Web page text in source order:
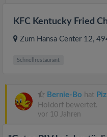
KFC Kentucky Fried
Zum Hansa Center 12,
Schnellrestaurant
Bernie-Bo hat
Holdorf bewertet.
vor 10 Jahren